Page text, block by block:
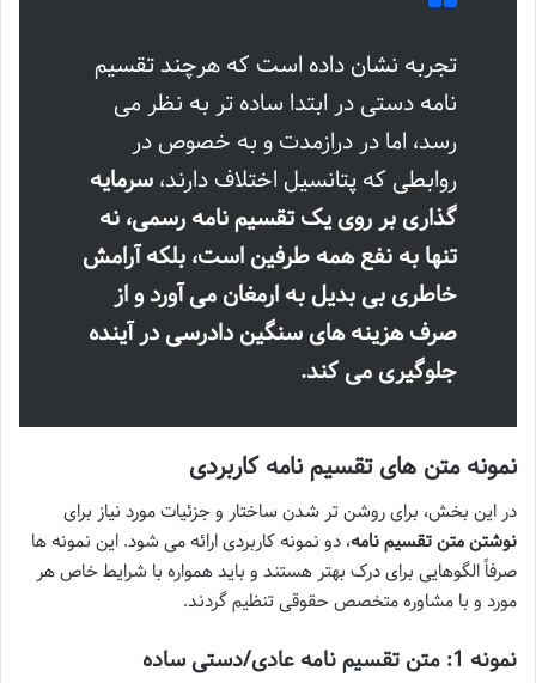
تجربه نشان داده است که هرچند تقسیم
نامه دستی در ابتدا ساده تر به نظر می
رسد، اما در درازمدت و به خصوص در
روابطی که پتانسیل اختلاف دارند، سرمایه
گذاری بر روی یک تقسیم نامه رسمی، نه
تنها به نفع همه طرفین است، بلکه آرامش
خاطری بی بدیل به ارمغان می آورد و از
صرف هزینه های سنگین دادرسی در آینده
جلوگیری می کند.
نمونه متن های تقسیم نامه کاربردی
در این بخش، برای روشن تر شدن ساختار و جزئیات مورد نیاز برای
نوشتن متن تقسیم نامه، دو نمونه کاربردی ارائه می شود. این نمونه ها
صرفاً الگوهایی برای درک بهتر هستند و باید همواره با شرایط خاص هر
مورد و با مشاوره متخصص حقوقی تنظیم گردند.
نمونه 1: متن تقسیم نامه عادی/دستی ساده